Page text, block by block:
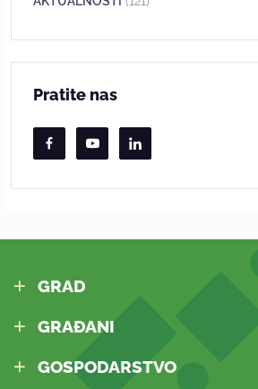
Pratite nas
GRAD
GRAĐANI
GOSPODARSTVO